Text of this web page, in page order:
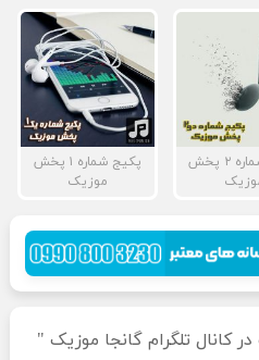
پکیج شماره ۲ پخش
پکیج شماره ۱ پخش
موزیک
کانال تلگرام گانجا موزیک "